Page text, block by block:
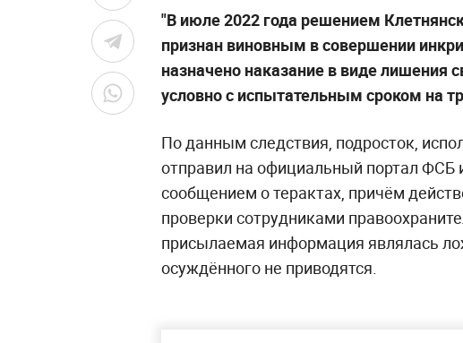
"В июле 2022 года решением
признан виновным в совершении
назначено наказание в виде лишения
условно с испытательным сроком на
По данным следствия, подросток,
отправил на официальный портал ФСБ
сообщением о терактах, причём
проверки сотрудниками
присылаемая информация являлась
осуждённого не приводятся.